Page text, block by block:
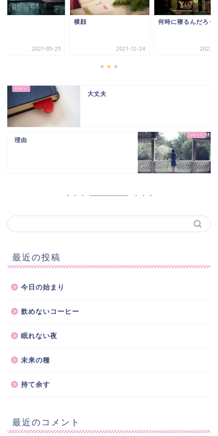
2021-05-25
横顔
2021-12-24
何時に寝るんだろう
2022-
大丈夫
理由
最近の投稿
今日の始まり
飲めないコーヒー
眠れない夜
未来の種
持て余す
最近のコメント